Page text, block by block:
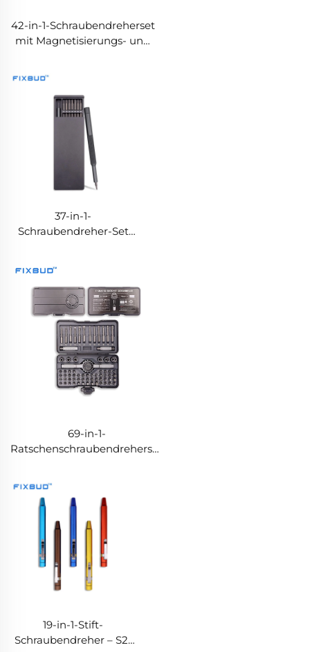
42-in-1-Schraubendreherset
mit Magnetisierungs- und
37-in-1-
Schraubendreher-Set
Beschriftung der Bits
69-in-1-
Ratschenschraubendreherset
Werkdirektvertrieb
19-in-1-Stift-
Schraubendreher – S2-